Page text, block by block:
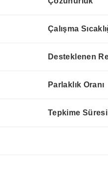
Çalışma
Desteklenen
Parlaklık Oranı
Tepkime Süresi